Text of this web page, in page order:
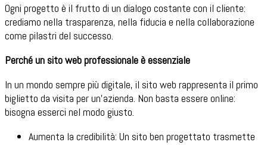
Ogni progetto è il frutto di un dialogo costante con il cliente:
crediamo nella trasparenza, nella fiducia e nella collaborazione
come pilastri del successo.
Perché un sito web professionale è essenziale
In un mondo sempre più digitale, il sito web rappresenta il primo
biglietto da visita per un’azienda. Non basta essere online:
bisogna esserci nel modo giusto.
Aumenta la credibilità: Un sito ben progettato trasmette